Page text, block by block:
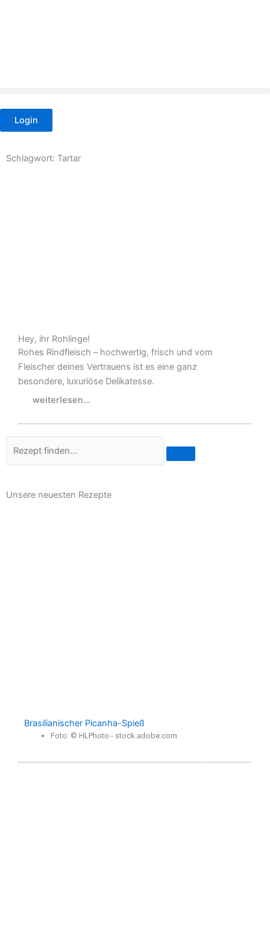
Login
Schlagwort: Tartar
Hey, ihr Rohlinge!
Rohes Rindfleisch – hochwertig, frisch und vom
Fleischer deines Vertrauens ist es eine ganz
besondere, luxuriöse Delikatesse.
weiterlesen...
Unsere neuesten Rezepte
Brasilianischer Picanha-Spieß
Foto: © HLPhoto - stock.adobe.com